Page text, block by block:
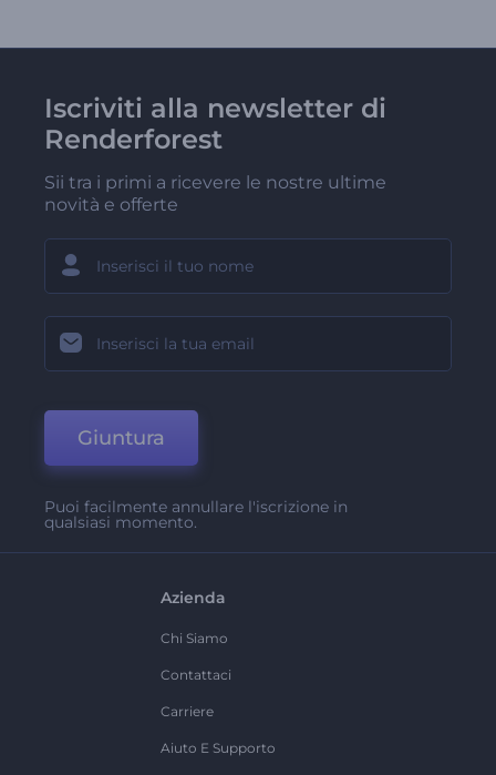
Iscriviti alla newsletter di
Renderforest
Sii tra i primi a ricevere le nostre ultime
novità e offerte
Giuntura
Puoi facilmente annullare l'iscrizione in
qualsiasi momento.
Azienda
Chi Siamo
Contattaci
Carriere
Aiuto E Supporto